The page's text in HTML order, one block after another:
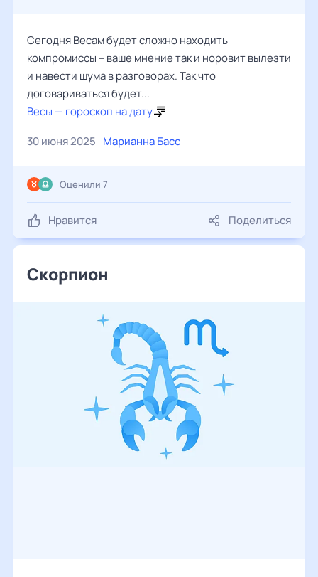
Сегодня Весам будет сложно находить
компромиссы – ваше мнение так и норовит вылезти
и навести шума в разговорах. Так что
договариваться будет...
Весы — гороскоп на дату
30 июня 2025 Марианна Басс
Нравится Поделиться
Оценили 7
Скорпион